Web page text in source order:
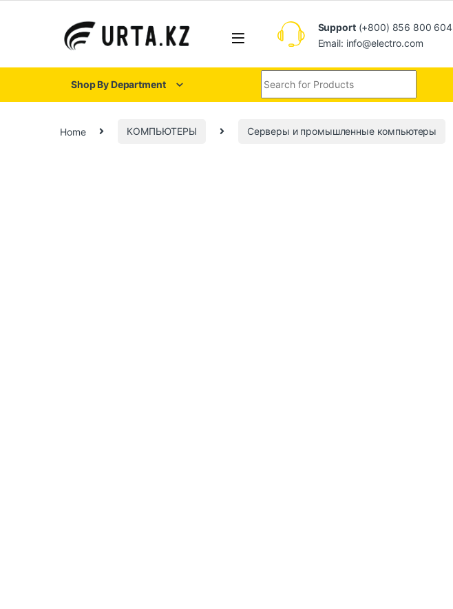
Support(+800) 856 800 604
Email: info@electro.com
Shop By Department
Home КОМПЬЮТЕРЫ Серверы и промышленные компьютеры